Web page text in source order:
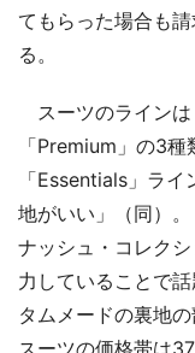
てもらった場合も
る。
スーツのラインは
「Premium」の3種
「Essentials」ラ
地がいい」（同）
ナッシュ・コレク
力していることで
タムメードの裏地
スーツの価格帯は